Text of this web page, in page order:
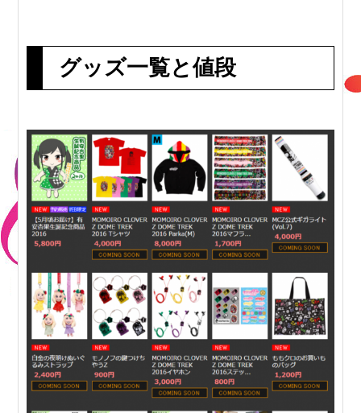
グッズ一覧と値段